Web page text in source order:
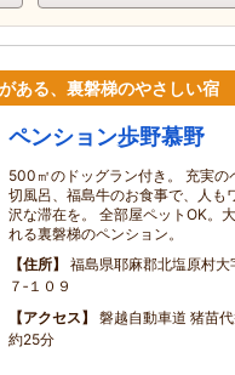
ある、裏磐梯のやさしい宿
ペンション歩野慕野
500㎡のドッグラン付き。 充実の
切風呂、福島牛のお食事で、人も
沢な滞在を。 全部屋ペットOK。
れる裏磐梯のペンション。
住所
福島県耶麻郡北塩原村
７‐１０９
アクセス
磐越自動車道 猪苗
約25分